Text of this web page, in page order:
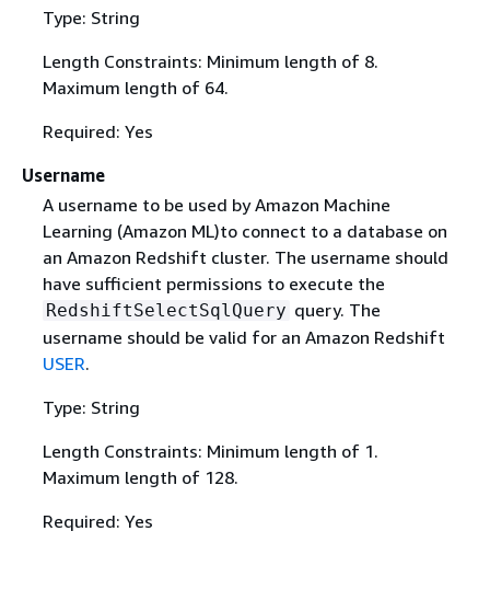
Type: String
Length Constraints: Minimum length of 8.
Maximum length of 64.
Required: Yes
Username
A username to be used by Amazon Machine
Learning (Amazon ML)to connect to a database on
an Amazon Redshift cluster. The username should
have sufficient permissions to execute the
RedshiftSelectSqlQuery query. The
username should be valid for an Amazon Redshift
USER.
Type: String
Length Constraints: Minimum length of 1.
Maximum length of 128.
Required: Yes